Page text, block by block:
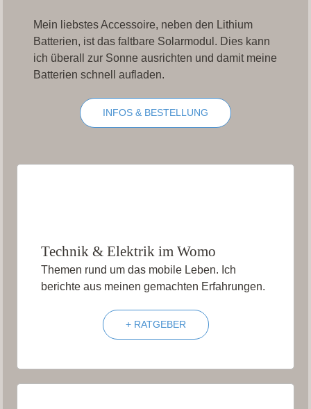
Mein liebstes Accessoire, neben den Lithium
Batterien, ist das faltbare Solarmodul. Dies kann
ich überall zur Sonne ausrichten und damit meine
Batterien schnell aufladen.
INFOS & BESTELLUNG
Technik & Elektrik im Womo
Themen rund um das mobile Leben. Ich
berichte aus meinen gemachten Erfahrungen.
+ RATGEBER